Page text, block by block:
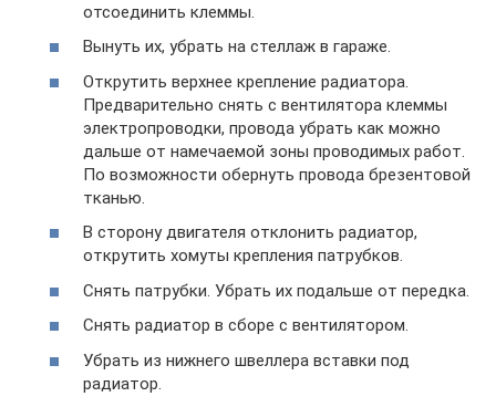
отсоединить клеммы.
Вынуть их, убрать на стеллаж в гараже.
Открутить верхнее крепление радиатора.
Предварительно снять с вентилятора клеммы
электропроводки, провода убрать как можно
дальше от намечаемой зоны проводимых работ.
По возможности обернуть провода брезентовой
тканью.
В сторону двигателя отклонить радиатор,
открутить хомуты крепления патрубков.
Снять патрубки. Убрать их подальше от передка.
Снять радиатор в сборе с вентилятором.
Убрать из нижнего швеллера вставки под
радиатор.